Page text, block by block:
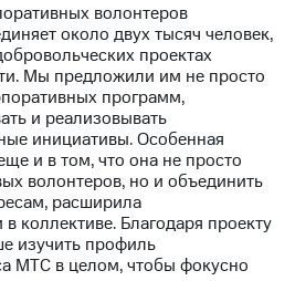
волонтеров
около двух тысяч человек,
проектах
Мы предложили им не просто
программ,
и реализовывать
инициативы. Особенная
и в том, что она не просто
волонтеров, но и объединить
расширила
коллективе. Благодаря проекту
изучить профиль
МТС в целом, чтобы фокусно